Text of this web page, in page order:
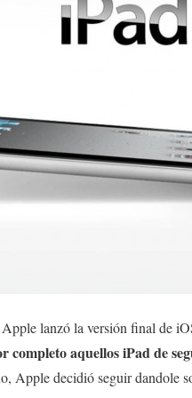
lanzó la versión final de
completo aquellos iPad de
Apple decidió seguir dandole